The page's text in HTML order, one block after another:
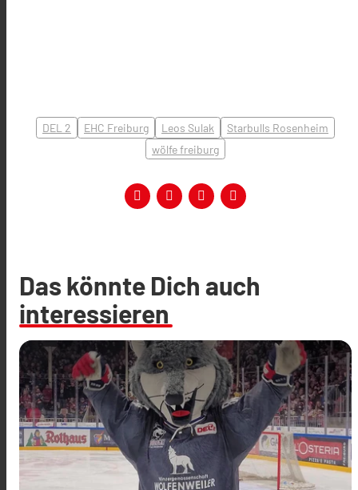
DEL 2 EHC Freiburg Leos Sulak
Starbulls Rosenheim
wölfe freiburg
Das könnte Dich auch
interessieren